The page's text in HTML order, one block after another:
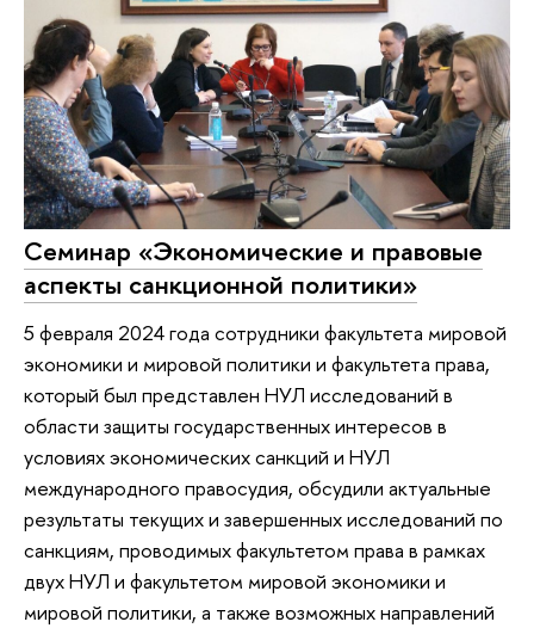
Семинар «Экономические и правовые
аспекты санкционной политики»
5 февраля 2024 года сотрудники факультета мировой
экономики и мировой политики и факультета права,
который был представлен НУЛ исследований в
области защиты государственных интересов в
условиях экономических санкций и НУЛ
международного правосудия, обсудили актуальные
результаты текущих и завершенных исследований по
санкциям, проводимых факультетом права в рамках
двух НУЛ и факультетом мировой экономики и
мировой политики, а также возможных направлений